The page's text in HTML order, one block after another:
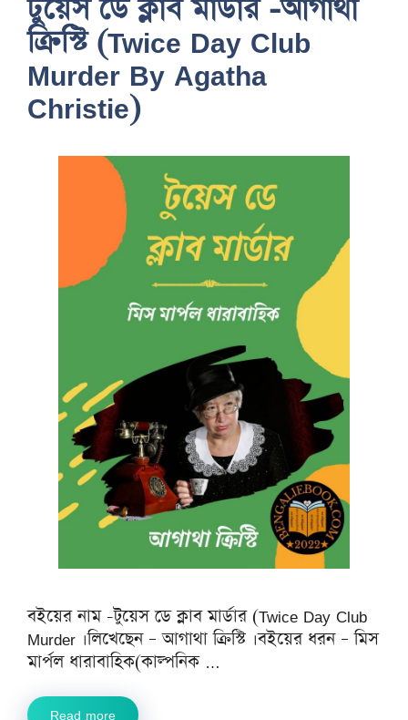
টুয়েস ডে ক্লাব মার্ডার -আগাথা
ক্রিস্টি (Twice Day Club
Murder By Agatha
Christie)
বইয়ের নাম -টুয়েস ডে ক্লাব মার্ডার (Twice Day Club
Murder ।লিখেছেন – আগাথা ক্রিস্টি ।বইয়ের ধরন – মিস
মার্পল ধারাবাহিক(কাল্পনিক …
Read more